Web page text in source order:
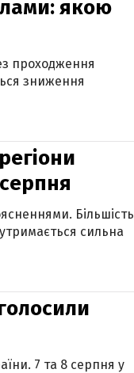
якою
проходження
зниження
Більшість
сильна
7 та 8 серпня у